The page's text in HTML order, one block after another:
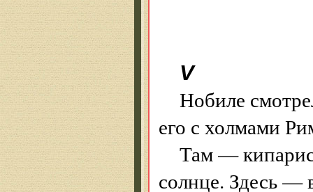
V
Нобиле
его с холмами
Там —
солнце. Здесь —